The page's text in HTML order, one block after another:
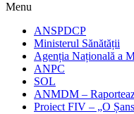
Menu
ANSPDCP
Ministerul Sănătății
Agenția Națională a
ANPC
SOL
ANMDM –
Proiect FIV – „O